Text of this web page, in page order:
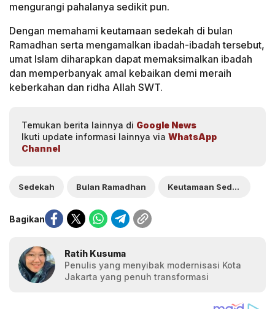
mengurangi pahalanya sedikit pun.
Dengan memahami keutamaan sedekah di bulan
Ramadhan serta mengamalkan ibadah-ibadah tersebut,
umat Islam diharapkan dapat memaksimalkan ibadah
dan memperbanyak amal kebaikan demi meraih
keberkahan dan ridha Allah SWT.
Temukan berita lainnya di Google News
Ikuti update informasi lainnya via WhatsApp
Channel
Sedekah Bulan Ramadhan Keutamaan Sedekah
Bagikan
Ratih Kusuma
Penulis yang menyibak modernisasi Kota
Jakarta yang penuh transformasi